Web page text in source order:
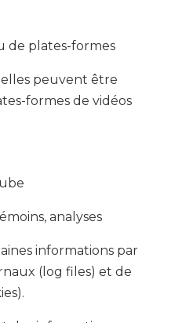
de plates-formes
peuvent être
formes de vidéos
analyses
informations par
(log files) et de